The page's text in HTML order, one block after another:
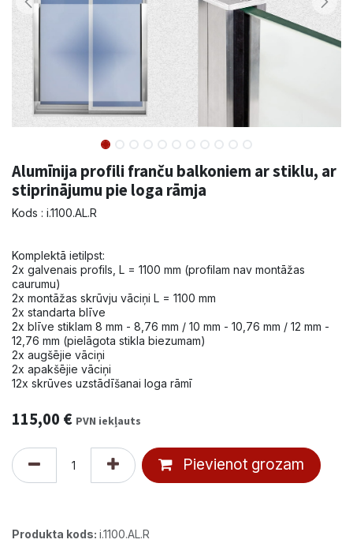
Alumīnija profili franču balkoniem ar stiklu, ar
stiprinājumu pie loga rāmja
Kods : i.1100.AL.R
Komplektā ietilpst:
2x galvenais profils, L = 1100 mm (profilam nav montāžas
caurumu)
2x montāžas skrūvju vāciņi L = 1100 mm
2x standarta blīve
2x blīve stiklam 8 mm - 8,76 mm / 10 mm - 10,76 mm / 12 mm -
12,76 mm (pielāgota stikla biezumam)
2x augšējie vāciņi
2x apakšējie vāciņi
12x skrūves uzstādīšanai loga rāmī
115,00 € PVN iekļauts
Pievienot grozam
Produkta kods: i.1100.AL.R